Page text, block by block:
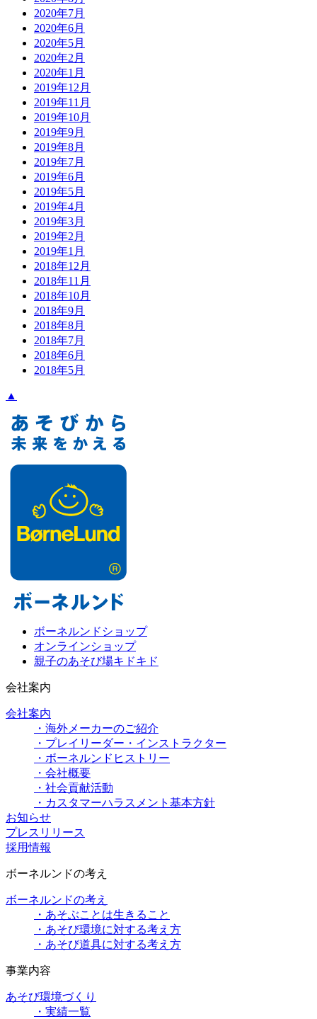
2020年7月
2020年6月
2020年5月
2020年2月
2020年1月
2019年12月
2019年11月
2019年10月
2019年9月
2019年8月
2019年7月
2019年6月
2019年5月
2019年4月
2019年3月
2019年2月
2019年1月
2018年12月
2018年11月
2018年10月
2018年9月
2018年8月
2018年7月
2018年6月
2018年5月
▲
ボーネルンドショップ
オンラインショップ
親子のあそび場キドキド
会社案内
会社案内
・海外メーカーのご紹介
・プレイリーダー・インストラクター
・ボーネルンドヒストリー
・会社概要
・社会貢献活動
・カスタマーハラスメント基本方針
お知らせ
プレスリリース
採用情報
ボーネルンドの考え
ボーネルンドの考え
・あそぶことは生きること
・あそび環境に対する考え方
・あそび道具に対する考え方
事業内容
あそび環境づくり
・実績一覧